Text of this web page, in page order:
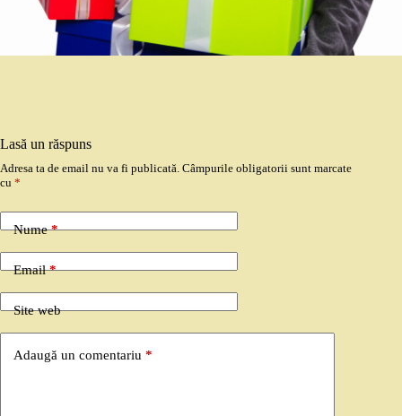
Lasă un răspuns
Adresa ta de email nu va fi publicată. Câmpurile obligatorii sunt marcate
cu *
Nume*
Email*
Site web
Adaugă un comentariu *